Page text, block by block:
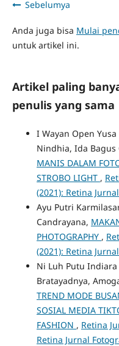
Sebelumya
Anda juga bisa Mulai
untuk artikel ini.
Artikel paling
penulis yang sama
I Wayan Open
Nindhia, Ida Bagus
MANIS DALAM
STROBO LIGHT ,
(2021): Retina
Ayu Putri
Candrayana,
PHOTOGRAPHY ,
(2021): Retina
Ni Luh Putu
Bratayadnya,
TREND MODE
SOSIAL MEDIA
FASHION , Retina
Retina Jurnal